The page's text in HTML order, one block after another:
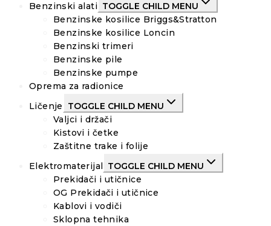
Benzinski alati TOGGLE CHILD MENU
Benzinske kosilice Briggs&Stratton
Benzinske kosilice Loncin
Benzinski trimeri
Benzinske pile
Benzinske pumpe
Oprema za radionice
Ličenje
TOGGLE CHILD MENU
Valjci i držači
Kistovi i četke
Zaštitne trake i folije
Elektromaterijal
TOGGLE CHILD MENU
Prekidači i utičnice
OG Prekidači i utičnice
Kablovi i vodiči
Sklopna tehnika